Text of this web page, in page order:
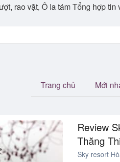
rao vặt, Ô la tám Tổng hợp
Trang chủ Mới
Review
Thăng
Sky resort